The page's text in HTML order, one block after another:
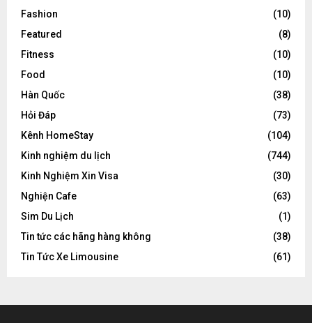
Fashion
(10)
Featured
(8)
Fitness
(10)
Food
(10)
Hàn Quốc
(38)
Hỏi Đáp
(73)
Kênh HomeStay
(104)
Kinh nghiệm du lịch
(744)
Kinh Nghiệm Xin Visa
(30)
Nghiện Cafe
(63)
Sim Du Lịch
(1)
Tin tức các hãng hàng không
(38)
Tin Tức Xe Limousine
(61)